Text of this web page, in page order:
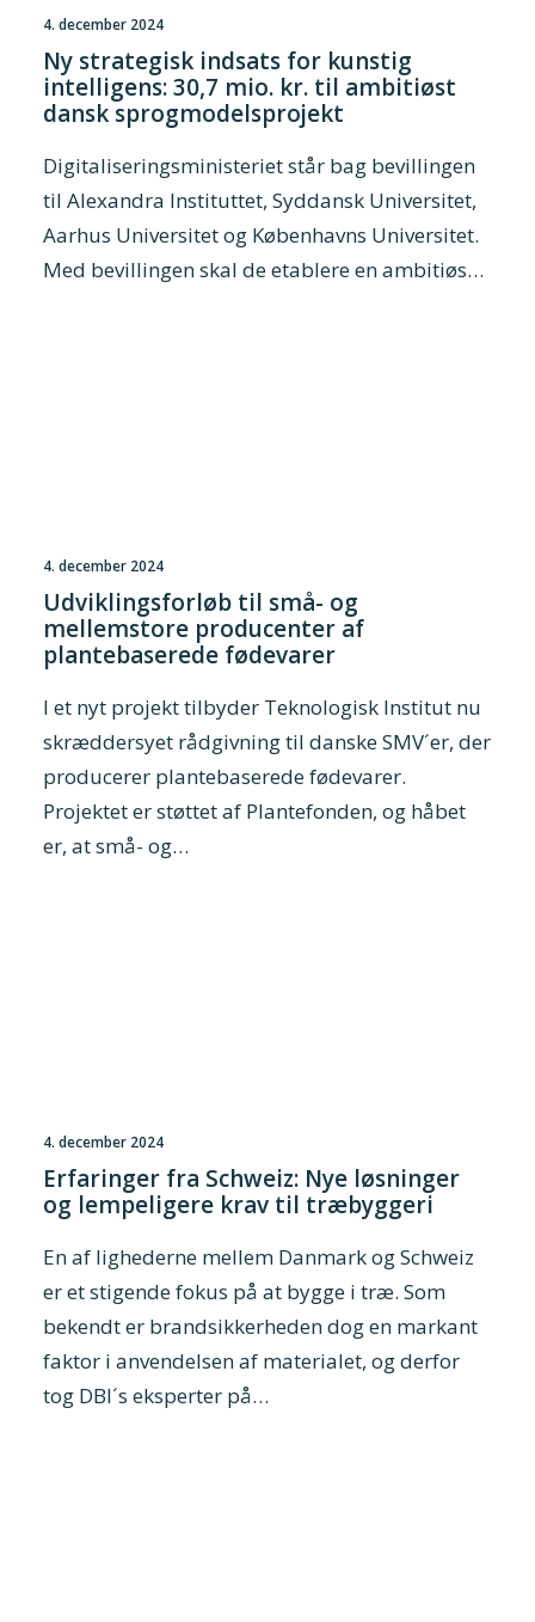
4. december 2024
Ny strategisk indsats for kunstig
intelligens: 30,7 mio. kr. til ambitiøst
dansk sprogmodelsprojekt
Digitaliseringsministeriet står bag bevillingen
til Alexandra Instituttet, Syddansk Universitet,
Aarhus Universitet og Københavns Universitet.
Med bevillingen skal de etablere en ambitiøs…
4. december 2024
Udviklingsforløb til små- og
mellemstore producenter af
plantebaserede fødevarer
I et nyt projekt tilbyder Teknologisk Institut nu
skræddersyet rådgivning til danske SMV´er, der
producerer plantebaserede fødevarer.
Projektet er støttet af Plantefonden, og håbet
er, at små- og…
4. december 2024
Erfaringer fra Schweiz: Nye løsninger
og lempeligere krav til træbyggeri
En af lighederne mellem Danmark og Schweiz
er et stigende fokus på at bygge i træ. Som
bekendt er brandsikkerheden dog en markant
faktor i anvendelsen af materialet, og derfor
tog DBI´s eksperter på…